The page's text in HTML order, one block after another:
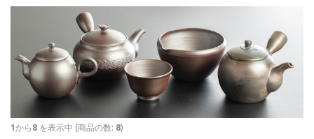
1から 8 を表示中 (商品の数: 8)